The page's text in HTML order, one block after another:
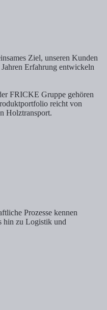
Ziel, unseren Kunden
Erfahrung entwickeln
FRICKE Gruppe gehören
reicht von
Holztransport.
Prozesse kennen
hin zu Logistik und